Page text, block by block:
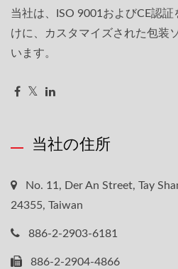
当社は、ISO 9001およびCE認
けに、カスタマイズされた包装
います。
当社の住所
No. 11, Der An Street, Tay
24355, Taiwan
886-2-2903-6181
886-2-2904-4866